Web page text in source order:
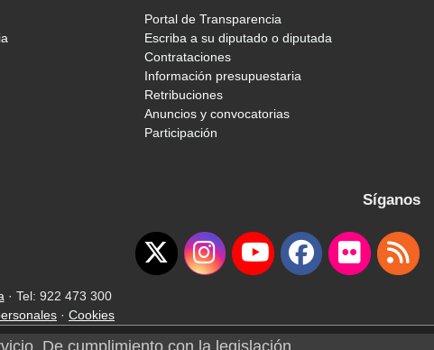
Portal de Transparencia
Escriba a su diputado o diputada
Contrataciones
Información presupuestaria
Retribuciones
Anuncios y convocatorias
Participación
Síganos
· Tel: 922 473 300
· Cookies
De cumplimiento con la legislación